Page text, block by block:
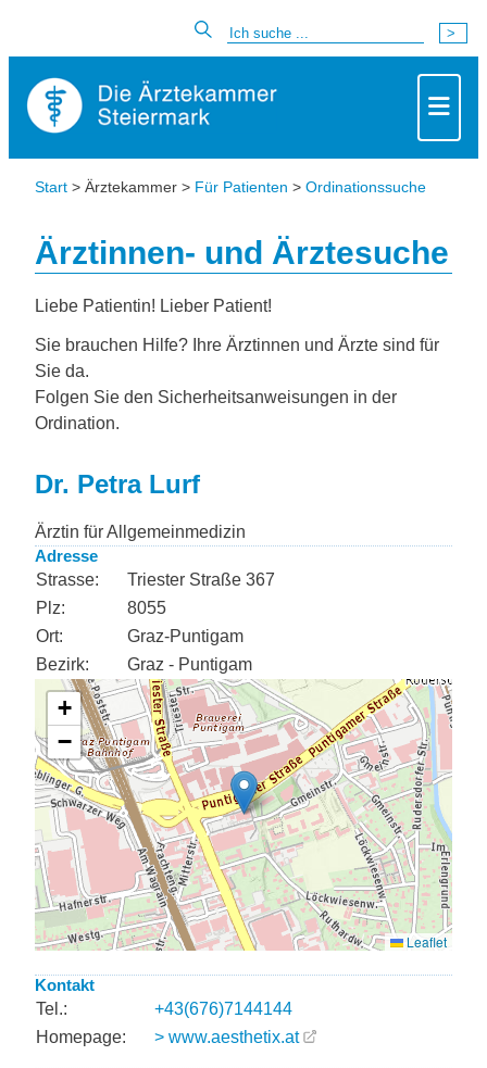
Start > Ärztekammer > Für Patienten > Ordinationssuche
Ärztinnen- und Ärztesuche
Liebe Patientin! Lieber Patient!
Sie brauchen Hilfe? Ihre Ärztinnen und Ärzte sind für
Sie da.
Folgen Sie den Sicherheitsanweisungen in der
Ordination.
Dr. Petra Lurf
Ärztin für Allgemeinmedizin
Adresse
Strasse:
Triester Straße 367
Plz:
8055
Ort:
Graz-Puntigam
Bezirk:
Graz - Puntigam
Kontakt
Tel.:
+43(676)7144144
Homepage:
> www.aesthetix.at